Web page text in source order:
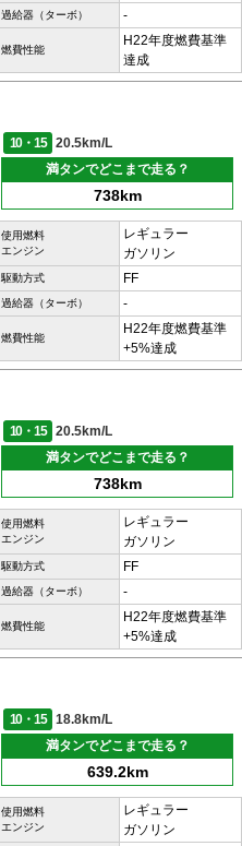
過給器（ターボ） -
燃費性能
H22年度燃費基準
達成
10・15
20.5km/L
満タンでどこまで走る？
738km
使用燃料
エンジン
レギュラー
ガソリン
駆動方式 FF
過給器（ターボ） -
燃費性能
H22年度燃費基準
+5%達成
10・15
20.5km/L
満タンでどこまで走る？
738km
使用燃料
エンジン
レギュラー
ガソリン
駆動方式 FF
過給器（ターボ） -
燃費性能
H22年度燃費基準
+5%達成
10・15
18.8km/L
満タンでどこまで走る？
639.2km
使用燃料
エンジン
レギュラー
ガソリン